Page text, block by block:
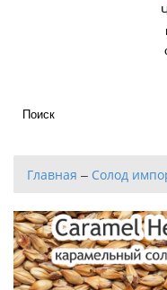
Главная – Солод